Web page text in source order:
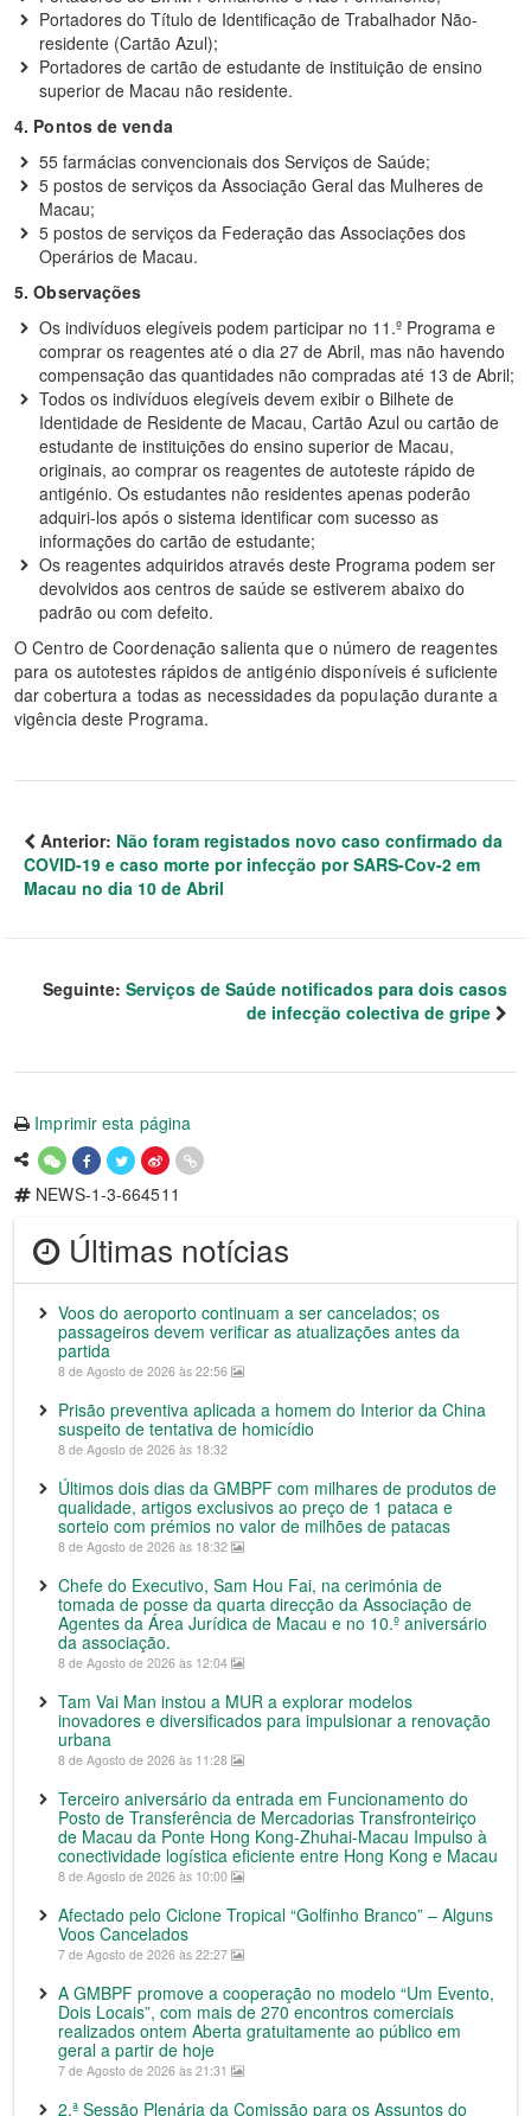
Portadores do Título de Identificação de Trabalhador Não-
residente (Cartão Azul);
Portadores de cartão de estudante de instituição de ensino
superior de Macau não residente.
4. Pontos de venda
55 farmácias convencionais dos Serviços de Saúde;
5 postos de serviços da Associação Geral das Mulheres de
Macau;
5 postos de serviços da Federação das Associações dos
Operários de Macau.
5. Observações
Os indivíduos elegíveis podem participar no 11.º Programa e
comprar os reagentes até o dia 27 de Abril, mas não havendo
compensação das quantidades não compradas até 13 de Abril;
Todos os indivíduos elegíveis devem exibir o Bilhete de
Identidade de Residente de Macau, Cartão Azul ou cartão de
estudante de instituições do ensino superior de Macau,
originais, ao comprar os reagentes de autoteste rápido de
antigénio. Os estudantes não residentes apenas poderão
adquiri-los após o sistema identificar com sucesso as
informações do cartão de estudante;
Os reagentes adquiridos através deste Programa podem ser
devolvidos aos centros de saúde se estiverem abaixo do
padrão ou com defeito.
O Centro de Coordenação salienta que o número de reagentes
para os autotestes rápidos de antigénio disponíveis é suficiente
dar cobertura a todas as necessidades da população durante a
vigência deste Programa.
Anterior: Não foram registados novo caso confirmado da
COVID-19 e caso morte por infecção por SARS-Cov-2 em
Macau no dia 10 de Abril
Seguinte: Serviços de Saúde notificados para dois casos
de infecção colectiva de gripe
Imprimir esta página
NEWS-1-3-664511
Últimas notícias
Voos do aeroporto continuam a ser cancelados; os
passageiros devem verificar as atualizações antes da
partida
8 de Agosto de 2026 às 22:56
Prisão preventiva aplicada a homem do Interior da China
suspeito de tentativa de homicídio
8 de Agosto de 2026 às 18:32
Últimos dois dias da GMBPF com milhares de produtos de
qualidade, artigos exclusivos ao preço de 1 pataca e
sorteio com prémios no valor de milhões de patacas
8 de Agosto de 2026 às 18:32
Chefe do Executivo, Sam Hou Fai, na cerimónia de
tomada de posse da quarta direcção da Associação de
Agentes da Área Jurídica de Macau e no 10.º aniversário
da associação.
8 de Agosto de 2026 às 12:04
Tam Vai Man instou a MUR a explorar modelos
inovadores e diversificados para impulsionar a renovação
urbana
8 de Agosto de 2026 às 11:28
Terceiro aniversário da entrada em Funcionamento do
Posto de Transferência de Mercadorias Transfronteiriço
de Macau da Ponte Hong Kong-Zhuhai-Macau Impulso à
conectividade logística eficiente entre Hong Kong e Macau
8 de Agosto de 2026 às 10:00
Afectado pelo Ciclone Tropical “Golfinho Branco” – Alguns
Voos Cancelados
7 de Agosto de 2026 às 22:27
A GMBPF promove a cooperação no modelo “Um Evento,
Dois Locais”, com mais de 270 encontros comerciais
realizados ontem Aberta gratuitamente ao público em
geral a partir de hoje
7 de Agosto de 2026 às 21:31
2.ª Sessão Plenária da Comissão para os Assuntos do